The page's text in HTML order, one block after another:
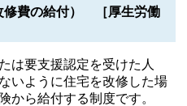
費の給付） ［厚生労働
は要支援認定を受けた人
いように住宅を改修した場
から給付する制度です。